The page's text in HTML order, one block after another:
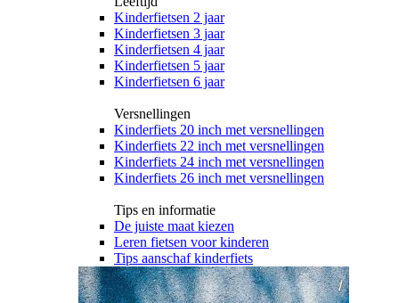
Kinderfietsen 2 jaar
Kinderfietsen 3 jaar
Kinderfietsen 4 jaar
Kinderfietsen 5 jaar
Kinderfietsen 6 jaar
Versnellingen
Kinderfiets 20 inch met versnellingen
Kinderfiets 22 inch met versnellingen
Kinderfiets 24 inch met versnellingen
Kinderfiets 26 inch met versnellingen
Tips en informatie
De juiste maat kiezen
Leren fietsen voor kinderen
Tips aanschaf kinderfiets